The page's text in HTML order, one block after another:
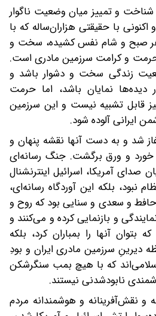
شناخت و تمییز میان وضعیت ناگوار
با حقیقتی هزاران‌ساله که با
صبح و شام نفس کشیده، سخت و
و کرامت سرزمین مادری است.
زندگی سخت و دشوار باشد و
دیده‌ها نمایان باشد، اما حرمت
قابل تشبیه نیست و این سرزمین
ایرانی آلوده شود.
شد و به دست آنها نقشه پنهان و
و ورق برگشت. جنگ رسانه‌ای
صدای آمریکا، اسرائیل اینترنشنال
نبود، بلکه این آوردگاه رسانه‌ای،
و سعدی و سنایی بود که روح و
و بازنمایی کرده و می‌کنند و
بتوان آنها را بمباران کرد، بلکه
دیرینِ سرزمین مادری ایران و بودِ
که با هیچ بمب سنگرشکن
نابود‌شدنی نیستند.
و نقش‌آفرینانه و هوشمندانه مردم